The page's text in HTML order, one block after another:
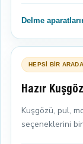
Delme
HEPSİ BİR ARADA
Hazır
Kuşgözü, pul,
seçeneklerini